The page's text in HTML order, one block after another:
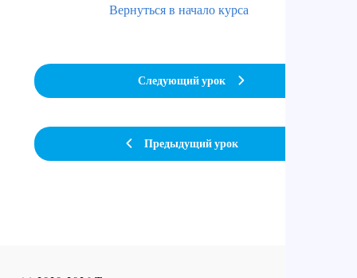
Предыдущий урок
Вернуться в начало курса
Следующий урок